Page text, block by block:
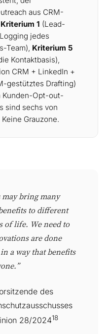
aus CRM-
Kriterium 1 (Lead-
jedes
Team), Kriterium 5
Kontaktbasis),
CRM + LinkedIn +
gestütztes Drafting)
Kunden-Opt-out-
sind sechs von
Grauzone.
may bring many
to different
of life. We need to
are done
a way that benefits
des
28/202418